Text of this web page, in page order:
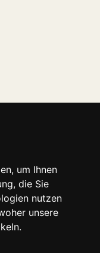
um Ihnen
die Sie
nutzen
unsere